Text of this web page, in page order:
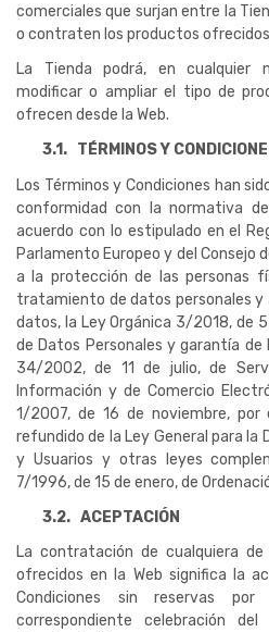
comerciales que surjan entre la
o contraten los productos ofrecidos
La Tienda podrá, en cualquier
modificar o ampliar el tipo de
ofrecen desde la Web.
3.1. TÉRMINOS Y
Los Términos y Condiciones han
conformidad con la normativa
acuerdo con lo estipulado en el
Parlamento Europeo y del Consejo
a la protección de las personas
tratamiento de datos personales y
datos, la Ley Orgánica 3/2018, de
de Datos Personales y garantía de
34/2002, de 11 de julio, de
Información y de Comercio
1/2007, de 16 de noviembre,
refundido de la Ley General para la
y Usuarios y otras leyes
7/1996, de 15 de enero, de
3.2. ACEPTACIÓN
La contratación de cualquiera
ofrecidos en la Web significa la
Condiciones sin reservas
correspondiente celebración